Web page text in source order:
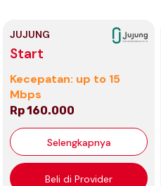
JUJUNG
Start
Kecepatan: up to 15
Mbps
Rp 160.000
Selengkapnya
Beli di Provider